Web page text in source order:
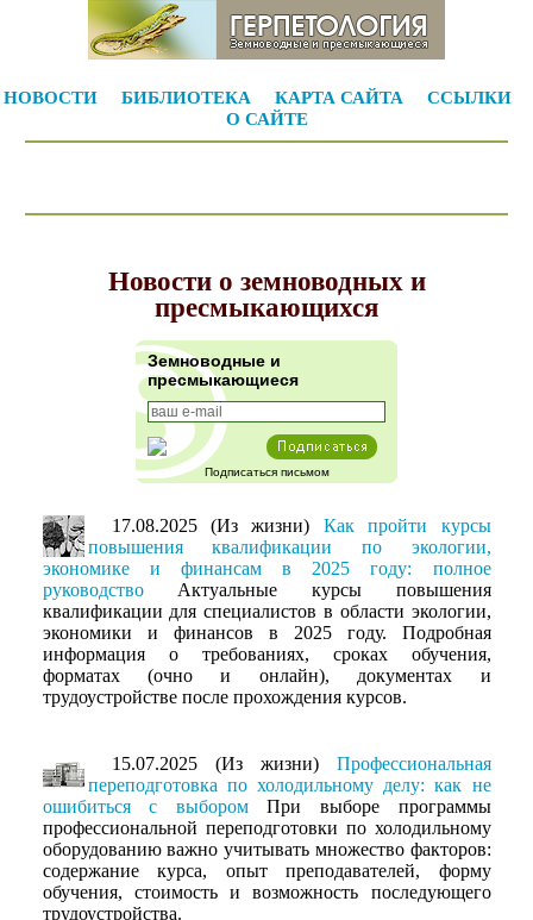
НОВОСТИ БИБЛИОТЕКА КАРТА САЙТА
ССЫЛКИ
О САЙТЕ
Новости о земноводных и
пресмыкающихся
Земноводные и
пресмыкающиеся
Подписаться письмом
17.08.2025 (Из жизни) Как пройти курсы
повышения квалификации по экологии,
экономике и финансам в 2025 году: полное
руководствоАктуальные курсы повышения
квалификации для специалистов в области экологии,
экономики и финансов в 2025 году. Подробная
информация о требованиях, сроках обучения,
форматах (очно и онлайн), документах и
трудоустройстве после прохождения курсов.
15.07.2025 (Из жизни) Профессиональная
переподготовка по холодильному делу: как не
ошибиться с выборомПри выборе программы
профессиональной переподготовки по холодильному
оборудованию важно учитывать множество факторов:
содержание курса, опыт преподавателей, форму
обучения, стоимость и возможность последующего
трудоустройства.